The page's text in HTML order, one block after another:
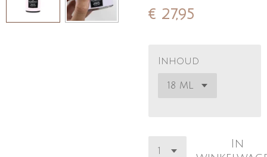
€ 27,95
Inhoud
In